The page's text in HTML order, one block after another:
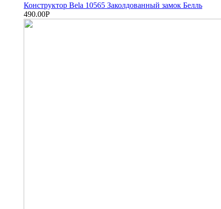
Конструктор Bela 10565 Заколдованный замок Белль
490.00Р